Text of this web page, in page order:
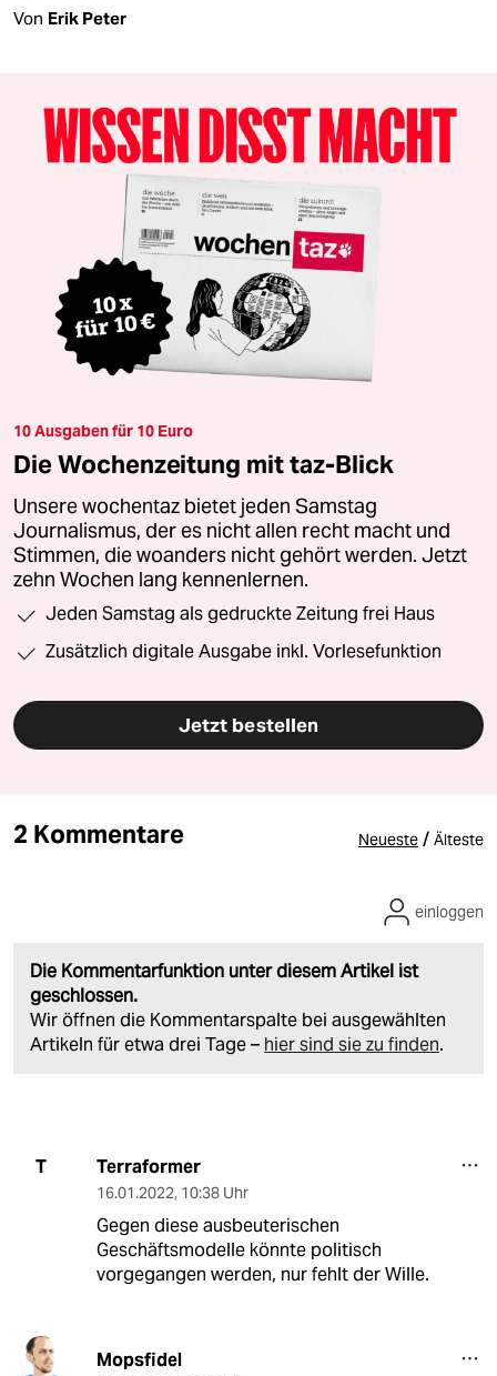
Von Erik Peter
10 Ausgaben für 10 Euro
Die Wochenzeitung mit taz-Blick
Unsere wochentaz bietet jeden Samstag
Journalismus, der es nicht allen recht macht und
Stimmen, die woanders nicht gehört werden. Jetzt
zehn Wochen lang kennenlernen.
Jeden Samstag als gedruckte Zeitung frei Haus
Zusätzlich digitale Ausgabe inkl. Vorlesefunktion
Jetzt bestellen
2 Kommentare Neueste / Älteste
Die Kommentarfunktion unter diesem Artikel ist
geschlossen.
Wir öffnen die Kommentarspalte bei ausgewählten
Artikeln für etwa drei Tage – hier sind sie zu finden.
einloggen
T Terraformer
16.01.2022, 10:38 Uhr
Gegen diese ausbeuterischen
Geschäftsmodelle könnte politisch
vorgegangen werden, nur fehlt der Wille.
Mopsfidel